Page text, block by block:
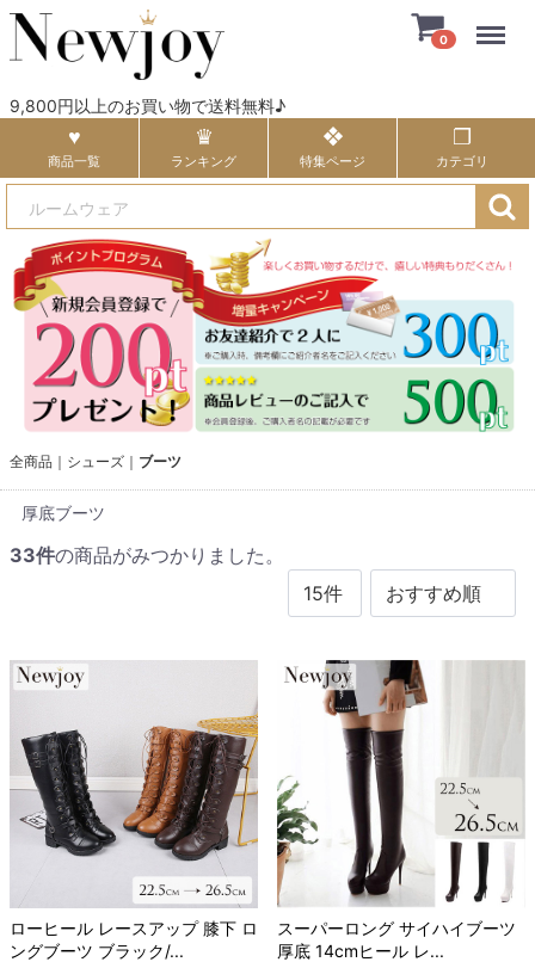
9,800円以上のお買い物で送料無料♪
0
商品一覧 ランキング 特集ページ カテゴリ
全商品 シューズ ブーツ
厚底ブーツ
33件の商品がみつかりました。
ローヒール レースアップ 膝下 ロ
ングブーツ ブラック/...
スーパーロング サイハイブーツ
厚底 14cmヒール レ...